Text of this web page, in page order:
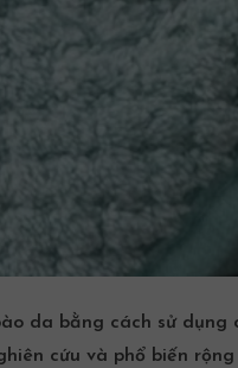
da bằng cách sử dụng
cứu và phổ biến